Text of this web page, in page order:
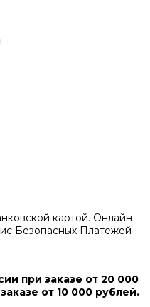
картой. Онлайн
Безопасных Платежей
при заказе от 20 000
от 10 000 рублей.